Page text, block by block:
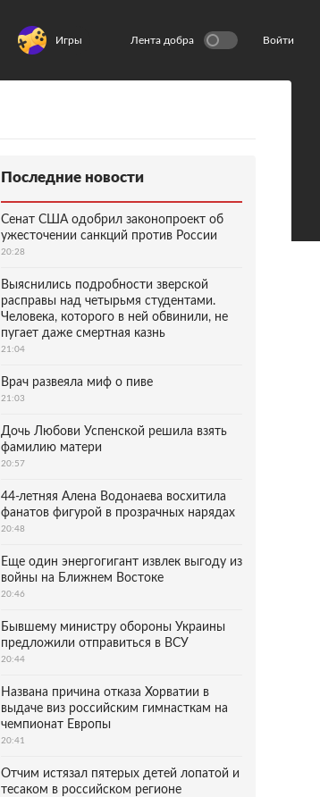
Игры Лента добра Войти
Последние новости
Сенат США одобрил законопроект об
ужесточении санкций против России
20:28
Выяснились подробности зверской
расправы над четырьмя студентами.
Человека, которого в ней обвинили, не
пугает даже смертная казнь
21:04
Врач развеяла миф о пиве
21:03
Дочь Любови Успенской решила взять
фамилию матери
20:57
44-летняя Алена Водонаева восхитила
фанатов фигурой в прозрачных нарядах
20:48
Еще один энергогигант извлек выгоду из
войны на Ближнем Востоке
20:46
Бывшему министру обороны Украины
предложили отправиться в ВСУ
20:44
Названа причина отказа Хорватии в
выдаче виз российским гимнасткам на
чемпионат Европы
20:41
Отчим истязал пятерых детей лопатой и
тесаком в российском регионе